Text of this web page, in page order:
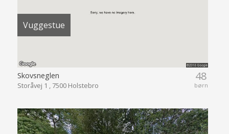
Vuggestue
48
børn
Skovsneglen
Storåvej 1 , 7500 Holstebro